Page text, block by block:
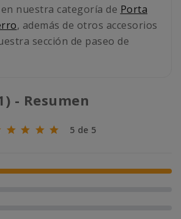
nuestra categoría de Porta
, además de otros accesorios
sección de paseo de
- Resumen
5 de 5
100% (1)